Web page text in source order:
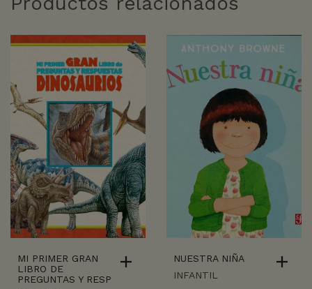
MI PRIMER GRAN
LIBRO DE
PREGUNTAS Y RESP
NUESTRA NIÑA
INFANTIL